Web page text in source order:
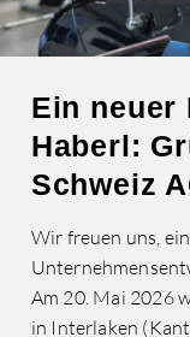
Ein neuer
Haberl:
Schweiz
Wir freuen uns,
Am 20. Mai 2026
in Interlaken